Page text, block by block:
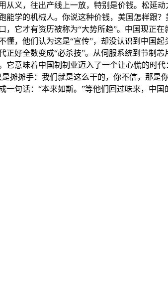
义，往出产线上一放，特别是价钱。松延
学的机械人。你说这种价钱，美国怎样跟
，它才有资历被称为“大势所趋”。中国现正
，他们认为这是“宣传”，却没认识到中国
好全数变成“必杀技”。从伺服系统到节制
意味着中国制制业迈入了一个让心慌的时
摊摊手：我们就是这么干的，你不信，那是
句话：“本来如斯。”等他们回过味来，中国